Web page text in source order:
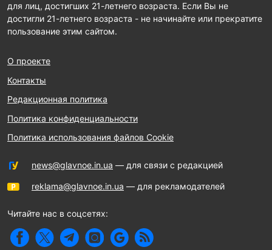
для лиц, достигших 21-летнего возраста. Если Вы не
достигли 21-летнего возраста - не начинайте или прекратите
пользование этим сайтом.
О проекте
Контакты
Редакционная политика
Политика конфиденциальности
Политика использования файлов Cookie
news@glavnoe.in.ua — для связи с редакцией
reklama@glavnoe.in.ua — для рекламодателей
Читайте нас в соцсетях: